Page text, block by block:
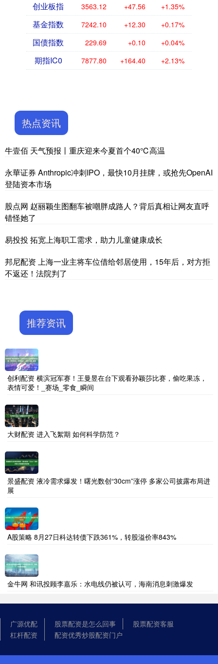
创业板指 3563.12 +47.56 +1.35%
基金指数 7242.10 +12.30 +0.17%
国债指数 229.69 +0.10 +0.04%
期指IC0 7877.80 +164.40 +2.13%
热点资讯
牛壹佰 天气预报丨重庆迎来今夏首个40℃高温
永華证券 Anthropic冲刺IPO，最快10月挂牌，或抢先OpenAI
登陆资本市场
股点网 赵丽颖生图翻车被嘲胖成路人？背后真相让网友直呼
错怪她了
易投投 拓宽上海职工需求，助力儿童健康成长
邦尼配资 上海一业主将车位借给邻居使用，15年后，对方拒
不返还！法院判了
推荐资讯
创利配资 横滨冠军赛！王曼昱在台下观看孙颖莎比赛，偷吃果冻，
表情可爱！_赛场_零食_瞬间
大财配资 进入飞絮期 如何科学防范？
景盛配资 液冷需求爆发！曙光数创“30cm”涨停 多家公司披露布局进
展
A股策略 8月27日科达转债下跌361%，转股溢价率843%
金牛网 和讯投顾李嘉乐：水电线仍被认可，海南消息刺激爆发
广源优配 股票配资是怎么回事
股票配资客服
杠杆配资
配资优秀炒股配资门户